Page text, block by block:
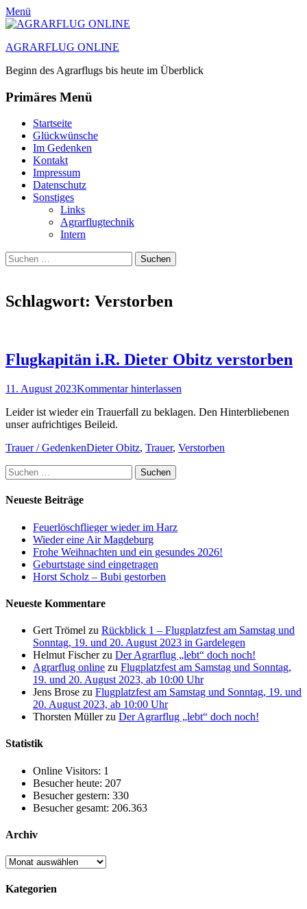
Menü
AGRARFLUG ONLINE
Beginn des Agrarflugs bis heute im Überblick
Primäres Menü
Zum
Inhalt
springen
Startseite
Glückwünsche
Im Gedenken
Kontakt
Impressum
Datenschutz
Sonstiges
Links
Agrarflugtechnik
Intern
Suchen
Suchen
nach:
Schlagwort: Verstorben
Flugkapitän i.R. Dieter Obitz verstorben
Posted
11. August 2023Kommentar hinterlassen
Leider ist wieder ein Trauerfall zu beklagen. Den Hinterbliebenen
unser aufrichtiges Beileid.
Kategorien
Trauer / GedenkenSchlagworte
Dieter Obitz, Trauer, Verstorben
Suchen
nach:
Neueste Beiträge
Feuerlöschflieger wieder im Harz
Wieder eine Air Magdeburg
Frohe Weihnachten und ein gesundes 2026!
Geburtstage sind eingetragen
Horst Scholz – Bubi gestorben
Neueste Kommentare
Gert Trömel zu Rückblick 1 – Flugplatzfest am Samstag und
Sonntag, 19. und 20. August 2023 in Gardelegen
Helmut Fischerzu Der Agrarflug „lebt“ doch noch!
Agrarflug online zu Flugplatzfest am Samstag und Sonntag,
19. und 20. August 2023, ab 10:00 Uhr
Jens Brose zu Flugplatzfest am Samstag und Sonntag, 19. und
20. August 2023, ab 10:00 Uhr
Thorsten Müllerzu Der Agrarflug „lebt“ doch noch!
Statistik
Online Visitors: 1
Besucher heute: 207
Besucher gestern: 330
Besucher gesamt: 206.363
Archiv
Archiv
Kategorien